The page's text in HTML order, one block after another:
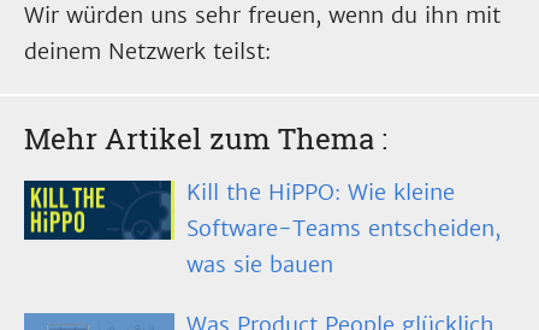
Wir würden uns sehr freuen, wenn du ihn mit
deinem Netzwerk teilst:
Mehr Artikel zum Thema :
Kill the HiPPO: Wie kleine
Software-Teams entscheiden,
was sie bauen